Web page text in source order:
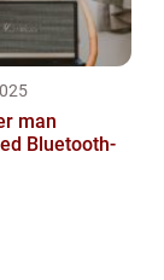
man
Bluetooth-